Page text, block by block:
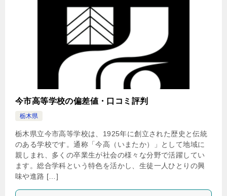
今市高等学校の偏差値・口コミ評判
栃木県
栃木県立今市高等学校は、1925年に創立された歴史と伝統
のある学校です。通称「今高（いまたか）」として地域に
親しまれ、多くの卒業生が社会の様々な分野で活躍してい
ます。総合学科という特色を活かし、生徒一人ひとりの興
味や進路 […]